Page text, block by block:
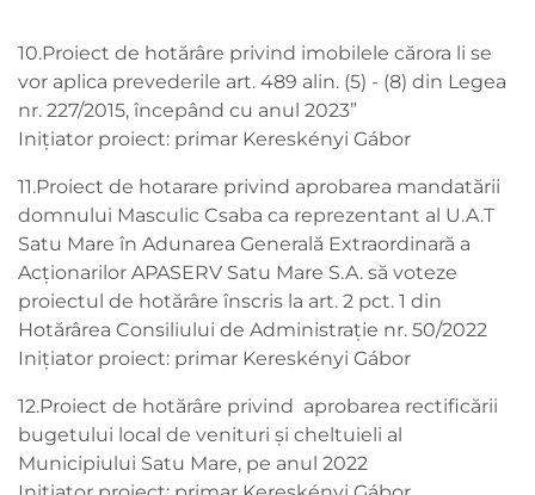
10.Proiect de hotărâre privind imobilele cărora li se
vor aplica prevederile art. 489 alin. (5) - (8) din Legea
nr. 227/2015, începând cu anul 2023”
Inițiator proiect: primar Kereskényi Gábor
11.Proiect de hotarare privind aprobarea mandatării
domnului Masculic Csaba ca reprezentant al U.A.T
Satu Mare în Adunarea Generală Extraordinară a
Acţionarilor APASERV Satu Mare S.A. să voteze
proiectul de hotărâre înscris la art. 2 pct. 1 din
Hotărârea Consiliului de Administraţie nr. 50/2022
Inițiator proiect: primar Kereskényi Gábor
12.Proiect de hotărâre privind aprobarea rectificării
bugetului local de venituri şi cheltuieli al
Municipiului Satu Mare, pe anul 2022